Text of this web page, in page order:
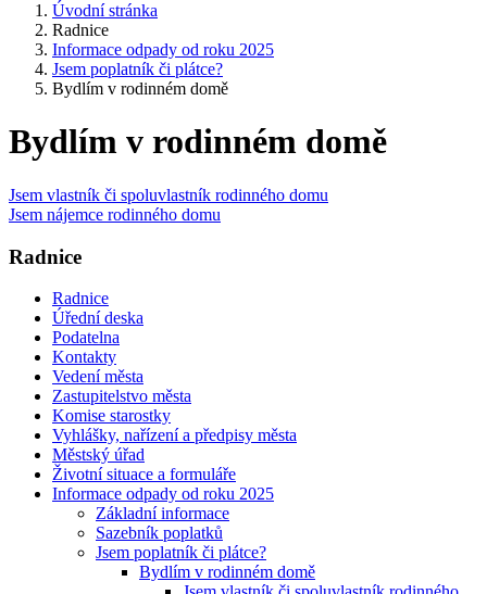
Úvodní stránka
Radnice
Informace odpady od roku 2025
Jsem poplatník či plátce?
Bydlím v rodinném domě
Bydlím v rodinném domě
Jsem vlastník či spoluvlastník rodinného domu
Jsem nájemce rodinného domu
Radnice
Radnice
Úřední deska
Podatelna
Kontakty
Vedení města
Zastupitelstvo města
Komise starostky
Vyhlášky, nařízení a předpisy města
Městský úřad
Životní situace a formuláře
Informace odpady od roku 2025
Základní informace
Sazebník poplatků
Jsem poplatník či plátce?
Bydlím v rodinném domě